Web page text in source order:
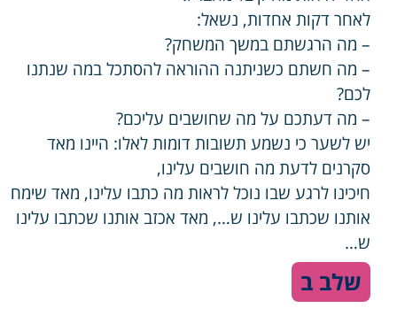
לאחר דקות אחדות, נשאל:
– מה הרגשתם במשך המשחק?
– מה חשתם כשניתנה ההוראה להסתכל במה שנתנו
לכם?
– מה דעתכם על מה שחושבים עליכם?
יש לשער כי נשמע תשובות דומות לאלו: היינו מאד
סקרנים לדעת מה חושבים עלינו,
חיכינו לרגע שבו נוכל לראות מה כתבו עלינו, מאד שימח
אותנו שכתבו עלינו ש…, מאד אכזב אותנו שכתבו עלינו
ש…
שלב ב